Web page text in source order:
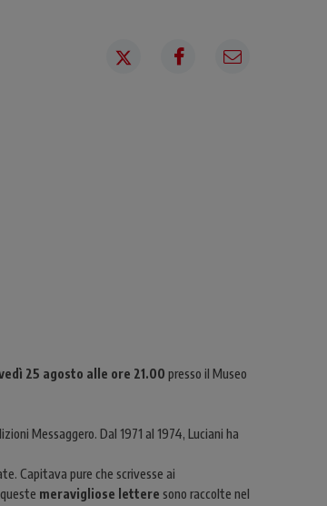
25 agosto alle ore 21.00 presso il Museo
Messaggero. Dal 1971 al 1974, Luciani ha
Capitava pure che scrivesse ai
meravigliose lettere sono raccolte nel